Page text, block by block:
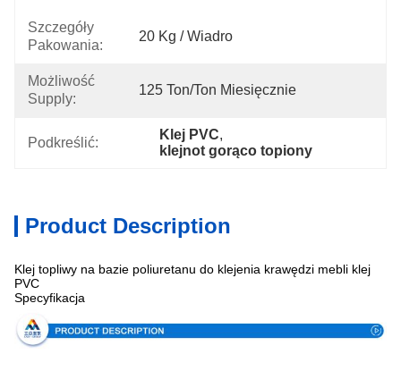
Szczegóły
Pakowania:
20 Kg / Wiadro
Możliwość
Supply:
125 Ton/ton Miesięcznie
Podkreślić:
Klej PVC,
klejnot gorąco topiony
Product Description
Klej topliwy na bazie poliuretanu do klejenia krawędzi mebli klej
PVC
Specyfikacja